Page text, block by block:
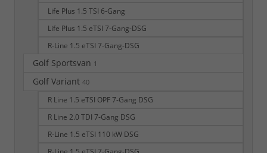
Life Plus 1.5 TSI 6-Gang
Life Plus 1.5 eTSI 7-Gang-DSG
R-Line 1.5 eTSI 7-Gang-DSG
Golf Sportsvan 1
Golf Variant 40
R Line 1.5 eTSI OPF 7-Gang DSG
R Line 2.0 TDI 7-Gang DSG
R-Line 1.5 eTSI 110 kW DSG